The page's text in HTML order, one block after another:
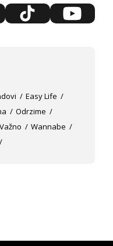
Easy Life
Odrzime
Važno
Wannabe